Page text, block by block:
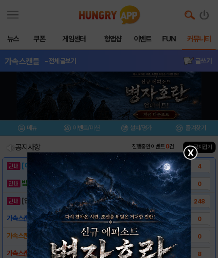
뉴스 쿠폰 게임센터 헝앱샵 이벤트 FUN 커뮤니티
가속스캔들 - 전체글보기 글쓰기
메뉴 이벤트/미션 설치/평가 즐겨찾기
공지사항 진행중인 이벤트0건 ▲ 공지접기
[이벤트] 웃음으로 매일매일 해피! 유머 게시.. 4
밥알이의 헝앱통신 ⑲ “밥알이, 드디어 멀티를.. 0
[안내] 헝그리앱 필수 상식! 밥알 획득 안내.. 248
가속스캔들 미리보는 리뷰! 0
가속스캔들 스크린샷! 0
가속스캔들 자동차정보 8
X